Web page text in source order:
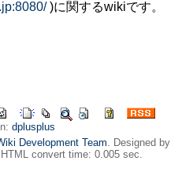
)に関するwikiです。
dplusplus
Development Team. Designed by
convert time: 0.005 sec.